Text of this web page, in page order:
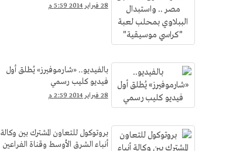
"كراسي موسيقية"
28 فبراير 2014 5:59 م
بالفيديو.. «شارموفيرز» يُطلق أول
فيديو كليب رسمي
28 فبراير 2014 2:59 م
بروتوكول للتعاون المشترك بين وكالة
أنباء الشرق الأوسط وقناة الفراعين